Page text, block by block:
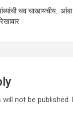
चव चाखायचीय..
not be published.